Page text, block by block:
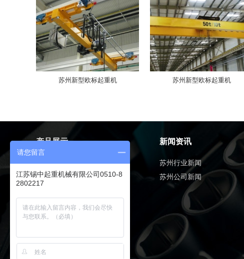
苏州新型欧标起重机 苏州新型欧标起重机
产品展示
苏州电动葫芦系列
苏州新型欧标起重机
苏州双梁起重机
苏州门式起重机
新闻资讯
苏州行业新闻
苏州公司新闻
请您留言
江苏锡中起重机械有限公司0510-8
2802217